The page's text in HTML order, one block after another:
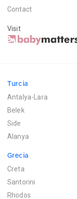
Contact
Visit
Turcia
Antalya-Lara
Belek
Side
Alanya
Grecia
Creta
Santorini
Rhodos